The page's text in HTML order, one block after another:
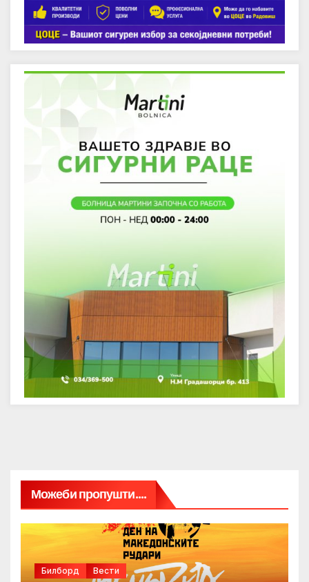
Можеби пропушти....
Билборд Вести